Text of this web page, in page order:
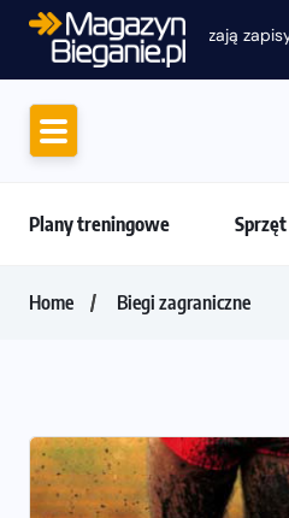
Jak
Plany treningowe Sprzęt
Home Biegi zagraniczne